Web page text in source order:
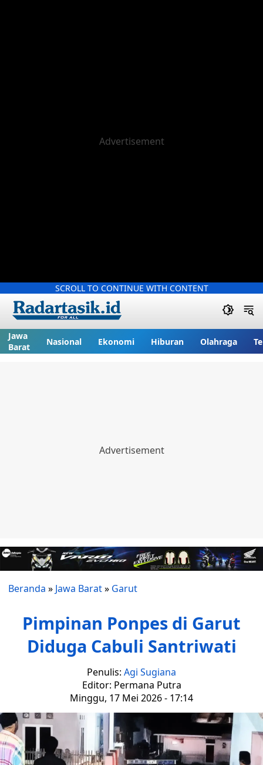
SCROLL TO CONTINUE WITH CONTENT
Jawa
Barat
Nasional Ekonomi Hiburan Olahraga
Beranda » Jawa Barat» Garut
Pimpinan Ponpes di Garut
Diduga Cabuli Santriwati
Penulis: Agi Sugiana
Editor: Permana Putra
Minggu, 17 Mei 2026 - 17:14